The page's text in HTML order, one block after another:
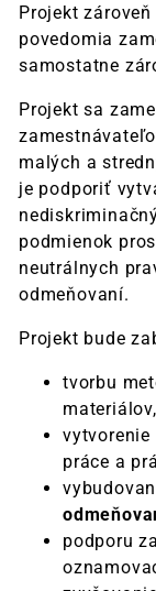
Projekt
povedomia
samostatne
Projekt sa
malých a
je podporiť
podmienok
neutrálnych
odmeňovaní.
Projekt bude
tvorbu
materiálov,
vytvorenie
práce a
podporu